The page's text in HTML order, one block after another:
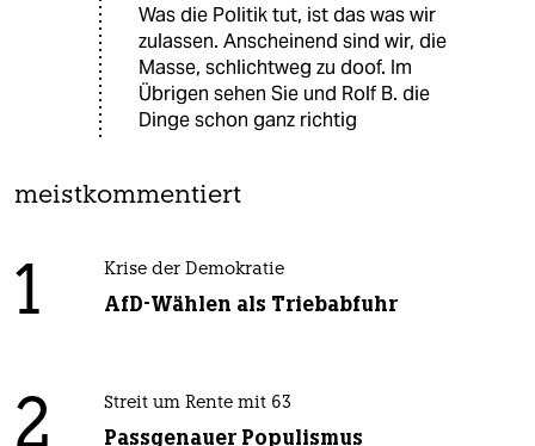
Was die Politik tut, ist das was wir
zulassen. Anscheinend sind wir, die
Masse, schlichtweg zu doof. Im
Übrigen sehen Sie und Rolf B. die
Dinge schon ganz richtig
meistkommentiert
1 Krise der Demokratie
AfD-Wählen als Triebabfuhr
2 Streit um Rente mit 63
Passgenauer Populismus